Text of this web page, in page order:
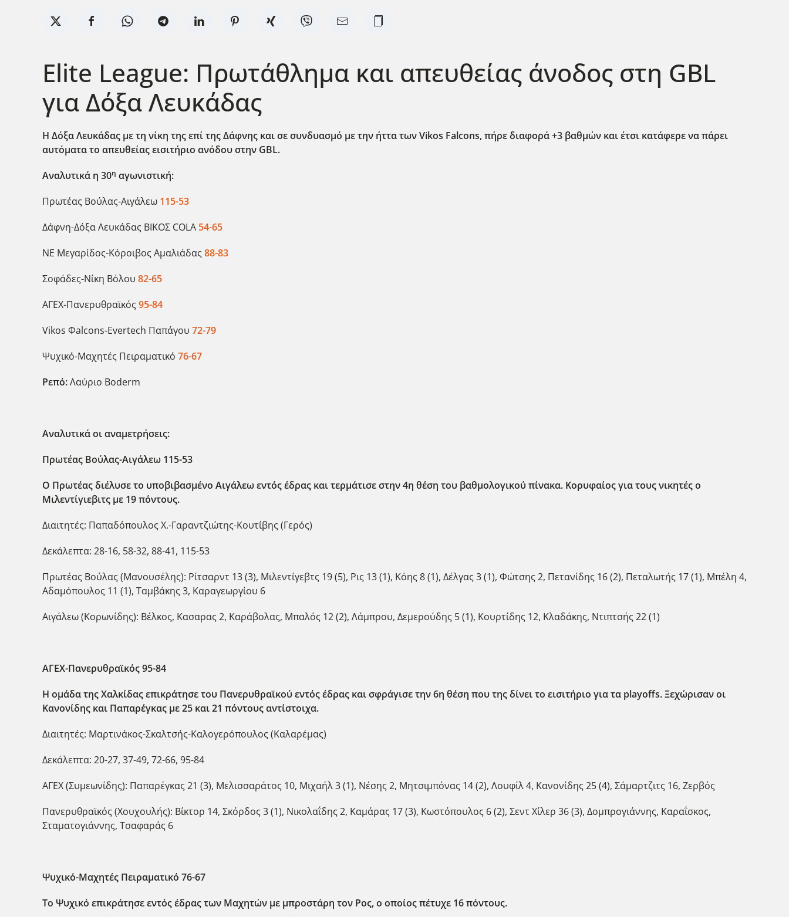
Elite League: Πρωτάθλημα και απευθείας άνοδος στη GBL
για Δόξα Λευκάδας
Η Δόξα Λευκάδας με τη νίκη της επί της Δάφνης και σε συνδυασμό με την ήττα των Vikos Falcons, πήρε διαφορά +3 βαθμών και έτσι κατάφερε να πάρει
αυτόματα το απευθείας εισιτήριο ανόδου στην GBL.
Αναλυτικά η 30η αγωνιστική:
Πρωτέας Βούλας-Αιγάλεω 115-53
Δάφνη-Δόξα Λευκάδας ΒΙΚΟΣ COLA 54-65
ΝΕ Μεγαρίδος-Κόροιβος Αμαλιάδας88-83
Σοφάδες-Νίκη Βόλου 82-65
ΑΓΕΧ-Πανερυθραϊκός95-84
Vikos Φalcons-Evertech Παπάγου 72-79
Ψυχικό-Μαχητές Πειραματικό 76-67
Ρεπό:Λαύριο Boderm
Αναλυτικά οι αναμετρήσεις:
Πρωτέας Βούλας-Αιγάλεω 115-53
Ο Πρωτέας διέλυσε το υποβιβασμένο Αιγάλεω εντός έδρας και τερμάτισε στην 4η θέση του βαθμολογικού πίνακα. Κορυφαίος για τους νικητές ο
Μιλεντίγιεβιτς με 19 πόντους.
Διαιτητές: Παπαδόπουλος Χ.-Γαραντζιώτης-Κουτίβης (Γερός)
Δεκάλεπτα: 28-16, 58-32, 88-41, 115-53
Πρωτέας Βούλας (Μανουσέλης): Ρίτσαρντ 13 (3), Μιλεντίγεβτς 19 (5), Ρις 13 (1), Κόης 8 (1), Δέλγας 3 (1), Φώτσης 2, Πετανίδης 16 (2), Πεταλωτής 17 (1), Μπέλη 4,
Αδαμόπουλος 11 (1), Ταμβάκης 3, Καραγεωργίου 6
Αιγάλεω (Κορωνίδης): Βέλκος, Κασαρας 2, Καράβολας, Μπαλός 12 (2), Λάμπρου, Δεμερούδης 5 (1), Κουρτίδης 12, Κλαδάκης, Ντιπτσής 22 (1)
ΑΓΕΧ-Πανερυθραϊκός 95-84
Η ομάδα της Χαλκίδας επικράτησε του Πανερυθραϊκού εντός έδρας και σφράγισε την 6η θέση που της δίνει το εισιτήριο για τα playoffs. Ξεχώρισαν οι
Κανονίδης και Παπαρέγκας με 25 και 21 πόντους αντίστοιχα.
Διαιτητές: Μαρτινάκος-Σκαλτσής-Καλογερόπουλος (Καλαρέμας)
Δεκάλεπτα: 20-27, 37-49, 72-66, 95-84
ΑΓΕΧ (Συμεωνίδης): Παπαρέγκας 21 (3), Μελισσαράτος 10, Μιχαήλ 3 (1), Νέσης 2, Μητσιμπόνας 14 (2), Λουφίλ 4, Κανονίδης 25 (4), Σάμαρτζιτς 16, Ζερβός
Πανερυθραϊκός (Χουχουλής): Βίκτορ 14, Σκόρδος 3 (1), Νικολαΐδης 2, Καμάρας 17 (3), Κωστόπουλος 6 (2), Σεντ Χίλερ 36 (3), Δομπρογιάννης, Καραΐσκος,
Σταματογιάννης, Τσαφαράς 6
Ψυχικό-Μαχητές Πειραματικό 76-67
Το Ψυχικό επικράτησε εντός έδρας των Μαχητών με μπροστάρη τον Ρος, ο οποίος πέτυχε 16 πόντους.